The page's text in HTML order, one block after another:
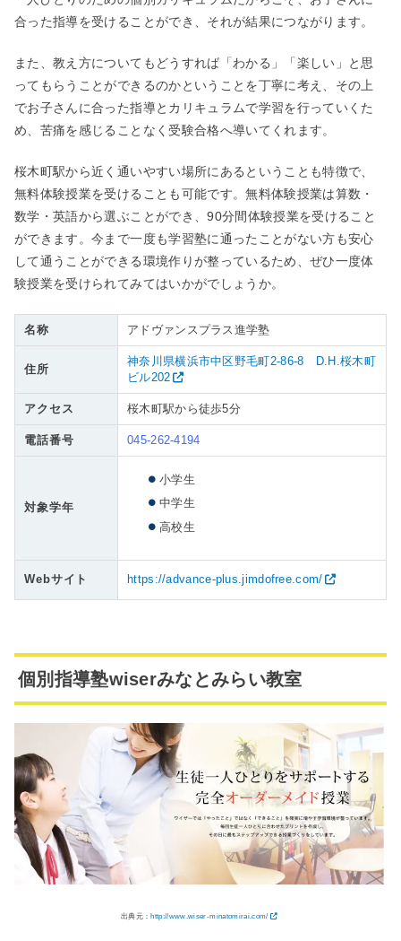
合った指導を受けることができ、それが結果につながります。
また、教え方についてもどうすれば「わかる」「楽しい」と思
ってもらうことができるのかということを丁寧に考え、その上
でお子さんに合った指導とカリキュラムで学習を行っていくた
め、苦痛を感じることなく受験合格へ導いてくれます。
桜木町駅から近く通いやすい場所にあるということも特徴で、
無料体験授業を受けることも可能です。無料体験授業は算数・
数学・英語から選ぶことができ、90分間体験授業を受けること
ができます。今まで一度も学習塾に通ったことがない方も安心
して通うことができる環境作りが整っているため、ぜひ一度体
験授業を受けられてみてはいかがでしょうか。
名称 アドヴァンスプラス進学塾
住所
神奈川県横浜市中区野毛町2-86-8 D.H.桜木町
ビル202
アクセス 桜木町駅から徒歩5分
電話番号 045-262-4194
対象学年
小学生
中学生
高校生
Webサイト https://advance-plus.jimdofree.com/
個別指導塾wiserみなとみらい教室
出典元： http://www.wiser-minatomirai.com/